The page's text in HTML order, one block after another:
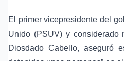
El primer vicepresidente del
Unido (PSUV) y considerado
Diosdado Cabello, aseguró